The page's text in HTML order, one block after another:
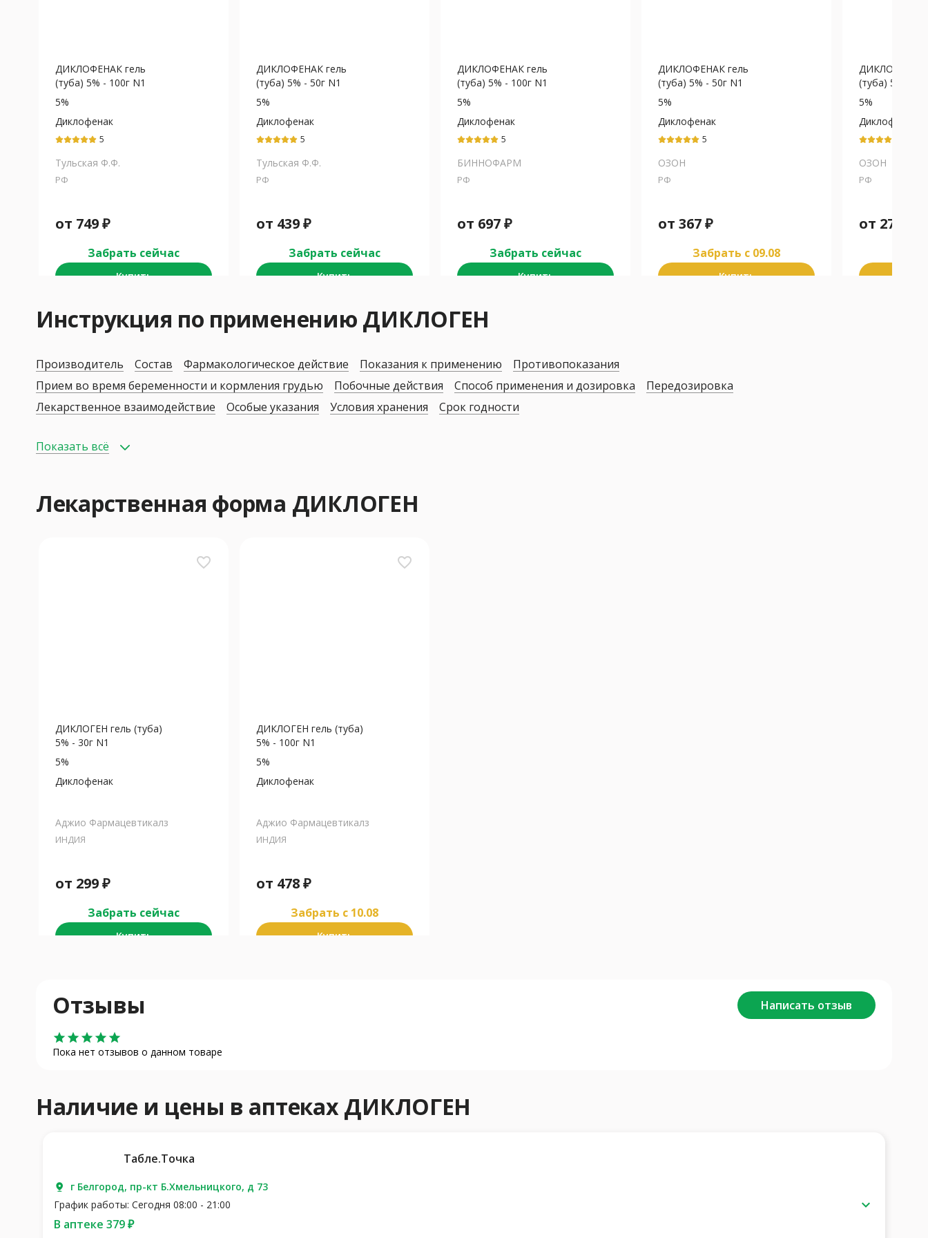
ДИКЛОФЕНАК гель
(туба) 5% - 100г N1
5%
Диклофенак
5
Тульская Ф.Ф.
РФ
от 749₽
Забрать сейчас
Купить
ДИКЛОФЕНАК гель
(туба) 5% - 50г N1
5%
Диклофенак
5
Тульская Ф.Ф.
РФ
от 439₽
Забрать сейчас
Купить
ДИКЛОФЕНАК гель
(туба) 5% - 100г N1
5%
Диклофенак
5
БИННОФАРМ
РФ
от 697₽
Забрать сейчас
Купить
ДИКЛОФЕНАК гель
(туба) 5% - 50г N1
5%
Диклофенак
5
ОЗОН
РФ
от 367₽
Забрать c 09.08
Купить
ДИКЛОФЕНАК
(туба) 5% -
5%
Диклофенак
ОЗОН
РФ
от 277
Инструкция по применению ДИКЛОГЕН
Производитель Состав Фармакологическое действие Показания к применению
Противопоказания
Прием во время беременности и кормления грудью
Побочные действия Способ применения и дозировка
Передозировка
Лекарственное взаимодействие
Особые указания Условия хранения Срок годности
Показать всё
Лекарственная форма ДИКЛОГЕН
favorite_border
ДИКЛОГЕН гель (туба)
5% - 30г N1
5%
Диклофенак
Аджио Фармацевтикалз
ИНДИЯ
от 299₽
Забрать сейчас
Купить
favorite_border
ДИКЛОГЕН гель (туба)
5% - 100г N1
5%
Диклофенак
Аджио Фармацевтикалз
ИНДИЯ
от 478₽
Забрать c 10.08
Купить
Отзывы Написать отзыв
star star star star star
Пока нет отзывов о данном товаре
Наличие и цены в аптеках ДИКЛОГЕН
Табле.Точка
г Белгород, пр-кт Б.Хмельницкого, д 73
График работы: Сегодня 08:00 - 21:00
keyboard_arrow_down
В аптеке 379 ₽